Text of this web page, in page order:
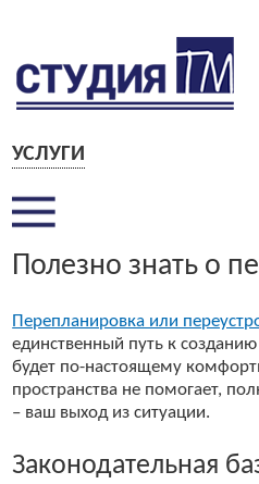
УСЛУГИ
Полезно знать о
Перепланировка или
единственный путь к
будет по-настоящему
пространства не помогает,
– ваш выход из ситуации.
Законодательная